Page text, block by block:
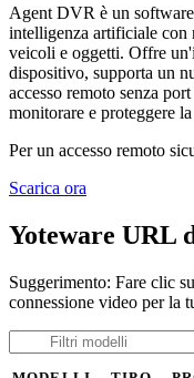
Agent DVR è un
intelligenza artificiale con
veicoli e oggetti. Offre
dispositivo, supporta un
accesso remoto senza
monitorare e proteggere
Per un accesso remoto
Scarica ora
Yoteware URL
Suggerimento: Fare clic
connessione video per la